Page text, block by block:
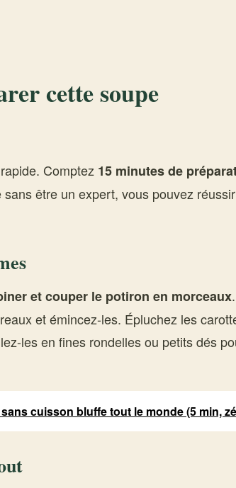
cette soupe
Comptez 15 minutes de
sans être un expert, vous pouvez
et couper le potiron en morceaux
et émincez-les. Épluchez les
les en fines rondelles ou petits dés
cuisson bluffe tout le monde (5 min,